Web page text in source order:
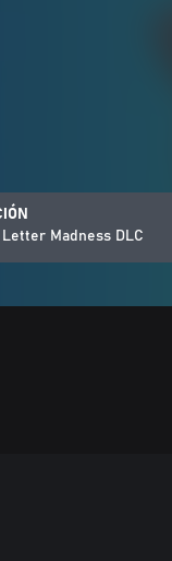
Madness DLC